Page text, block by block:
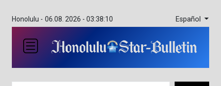
Honolulu - 06.08. 2026 - 03:38:10 Español